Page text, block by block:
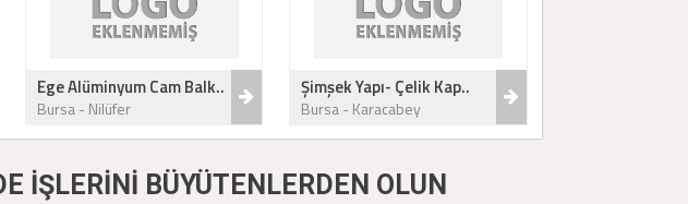
Ege Alüminyum Cam Balk..
Bursa - Nilüfer
Şimşek Yapı- Çelik Kap..
Bursa - Karacabey
İŞLERİNİ BÜYÜTENLERDEN OLUN